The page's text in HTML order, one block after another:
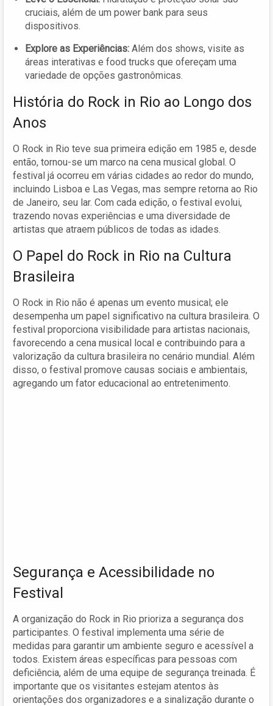
cruciais, além de um power bank para seus
dispositivos.
Explore as Experiências: Além dos shows, visite as
áreas interativas e food trucks que ofereçam uma
variedade de opções gastronômicas.
História do Rock in Rio ao Longo dos
Anos
O Rock in Rio teve sua primeira edição em 1985 e, desde
então, tornou-se um marco na cena musical global. O
festival já ocorreu em várias cidades ao redor do mundo,
incluindo Lisboa e Las Vegas, mas sempre retorna ao Rio
de Janeiro, seu lar. Com cada edição, o festival evolui,
trazendo novas experiências e uma diversidade de
artistas que atraem públicos de todas as idades.
O Papel do Rock in Rio na Cultura
Brasileira
O Rock in Rio não é apenas um evento musical; ele
desempenha um papel significativo na cultura brasileira. O
festival proporciona visibilidade para artistas nacionais,
favorecendo a cena musical local e contribuindo para a
valorização da cultura brasileira no cenário mundial. Além
disso, o festival promove causas sociais e ambientais,
agregando um fator educacional ao entretenimento.
Segurança e Acessibilidade no
Festival
A organização do Rock in Rio prioriza a segurança dos
participantes. O festival implementa uma série de
medidas para garantir um ambiente seguro e acessível a
todos. Existem áreas específicas para pessoas com
deficiência, além de uma equipe de segurança treinada. É
importante que os visitantes estejam atentos às
orientações dos organizadores e a sinalização durante o